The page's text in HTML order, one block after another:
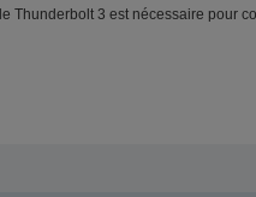
3 est nécessaire pour